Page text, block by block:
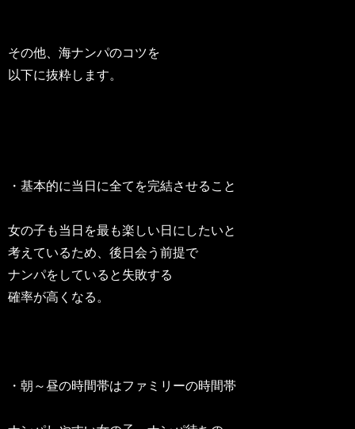
その他、海ナンパのコツを
以下に抜粋します。
・基本的に当日に全てを完結させること
女の子も当日を最も楽しい日にしたいと
考えているため、後日会う前提で
ナンパをしていると失敗する
確率が高くなる。
・朝～昼の時間帯はファミリーの時間帯